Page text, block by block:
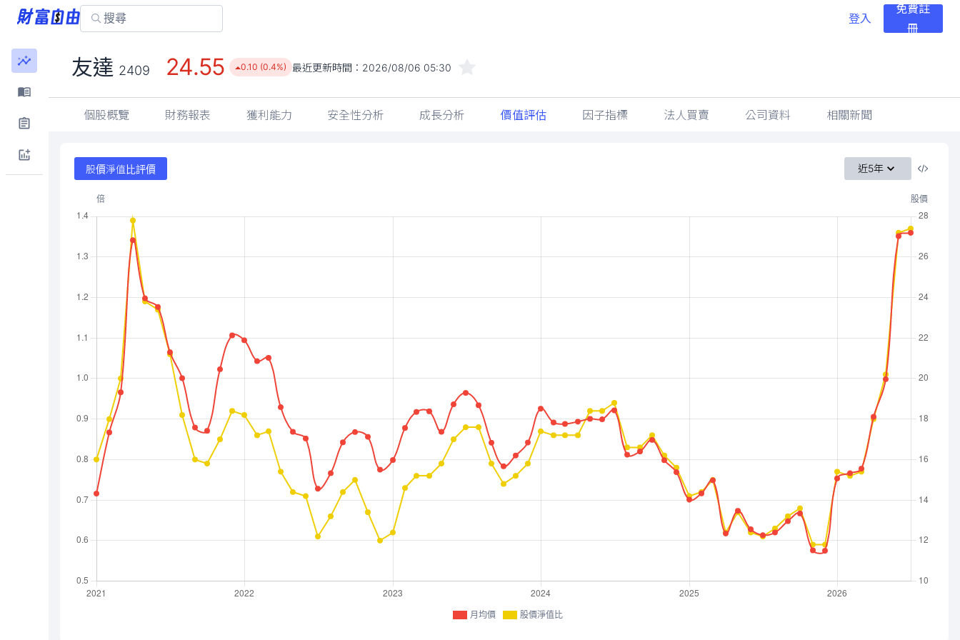
登入
免費註
冊
友達 2409 24.55 0.10 (0.4%) 最近更新時間： 2026/08/06 05:30
個股概覽 財務報表 獲利能力 安全性分析 成長分析 價值評估 因子指標 法人買賣 公司資料 相關新聞
股價淨值比評價 近5年
月均價 股價淨值比